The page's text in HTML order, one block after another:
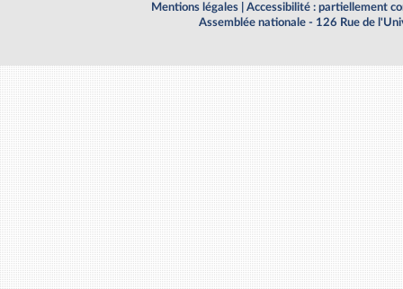
Mentions légales
Accessibilité : partiellement
Assemblée nationale - 126 Rue de